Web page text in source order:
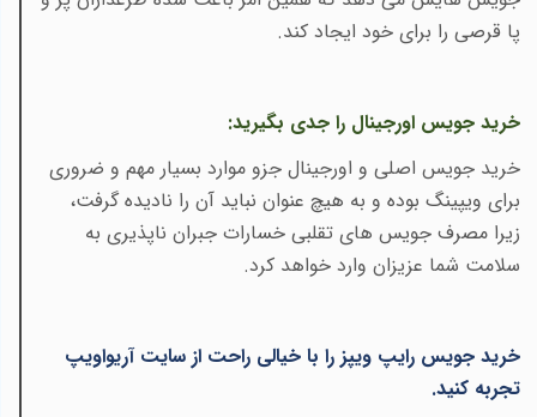
پا قرصی را برای خود ایجاد کند.
خرید جویس اورجینال را جدی بگیرید:
خرید جویس اصلی و اورجینال جزو موارد بسیار مهم و ضروری
برای ویپینگ بوده و به هیچ عنوان نباید آن را نادیده گرفت،
زیرا مصرف جویس های تقلبی خسارات جبران ناپذیری به
سلامت شما عزیزان وارد خواهد کرد.
خرید جویس رایپ ویپز را با خیالی راحت از سایت آریواویپ
تجربه کنید.